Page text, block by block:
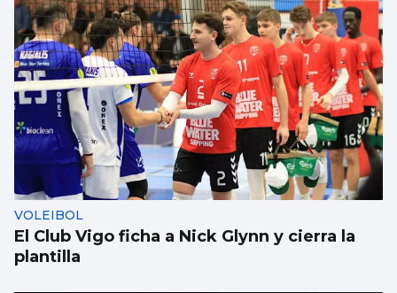
1.000 euros por ir a festivales con
acompañante: el “trabajo del verano”
existe
VOLEIBOL
El Club Vigo ficha a Nick Glynn y cierra la
plantilla